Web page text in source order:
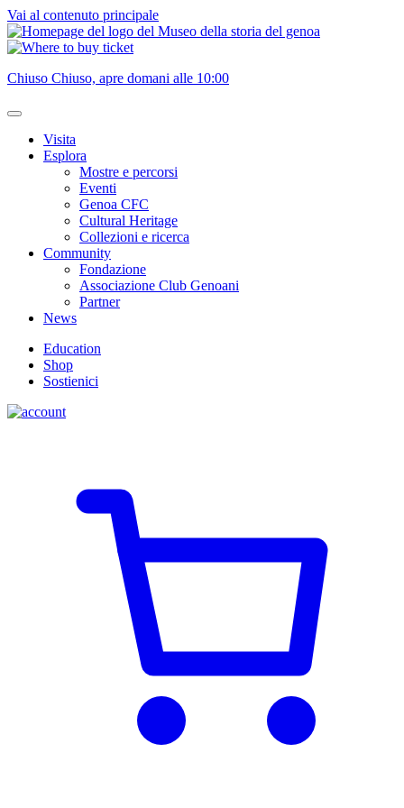
Vai al contenuto principale
Chiuso Chiuso, apre domani alle 10:00
Visita
Esplora
Mostre e percorsi
Eventi
Genoa CFC
Cultural Heritage
Collezioni e ricerca
Community
Fondazione
Associazione Club Genoani
Partner
News
Education
Shop
Sostienici